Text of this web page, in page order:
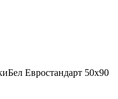
Евростандарт 50х90